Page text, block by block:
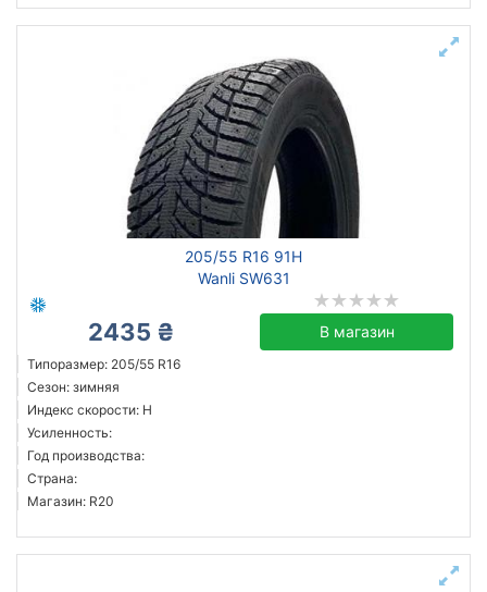
205/55 R16 91H
Wanli SW631
2435 ₴ В магазин
Типоразмер: 205/55 R16
Сезон: зимняя
Индекс скорости: H
Усиленность:
Год производства:
Страна:
Магазин: R20